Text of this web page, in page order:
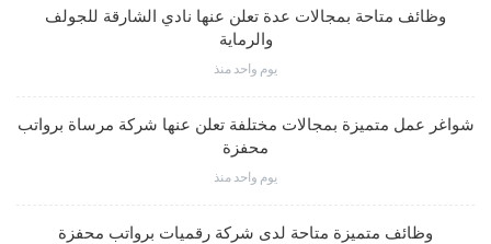
وظائف متاحة بمجالات عدة تعلن عنها نادي الشارقة للجولف
والرماية
يوم واحد منذ
شواغر عمل متميزة بمجالات مختلفة تعلن عنها شركة مرساة برواتب
محفزة
يوم واحد منذ
وظائف متميزة متاحة لدى شركة رقميات برواتب محفزة